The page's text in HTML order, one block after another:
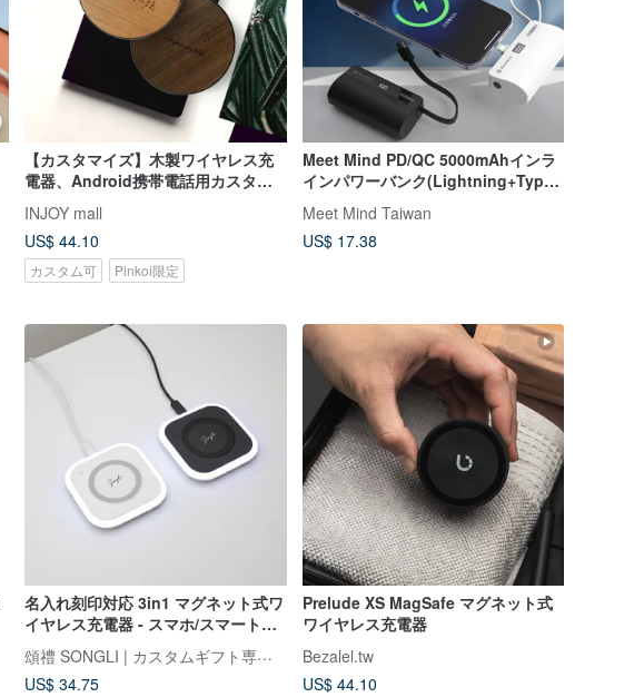
【カスタマイズ】木製ワイヤレス充
電器、Android携帯電話用カスタム
iPhone
INJOY mall
US$ 44.10
カスタム可 Pinkoi限定
Meet Mind PD/QC 5000mAhインラ
インパワーバンク(Lightning+Type-
C version)
Meet Mind Taiwan
US$ 17.38
名入れ刻印対応 3in1 マグネット式ワ
イヤレス充電器 - スマホ/スマートウ
ォッチ/イヤホン/ムードライト/ギフ
トに最適
頌禮 SONGLI | カスタムギフト専門店
US$ 34.75
Prelude XS MagSafe マグネット式
ワイヤレス充電器
Bezalel.tw
US$ 44.10